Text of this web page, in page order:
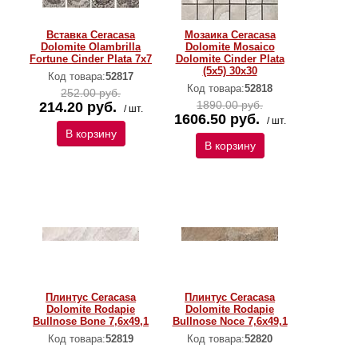
Вставка Ceracasa
Dolomite Olambrilla
Fortune Cinder Plata 7х7
Код товара:52817
252.00 руб.
214.20 руб. / шт.
В корзину
Мозаика Ceracasa
Dolomite Mosaico
Dolomite Cinder Plata
(5x5) 30х30
Код товара:52818
1890.00 руб.
1606.50 руб. / шт.
В корзину
Плинтус Ceracasa
Dolomite Rodapie
Bullnose Bone 7,6x49,1
Код товара:52819
Плинтус Ceracasa
Dolomite Rodapie
Bullnose Noce 7,6x49,1
Код товара:52820